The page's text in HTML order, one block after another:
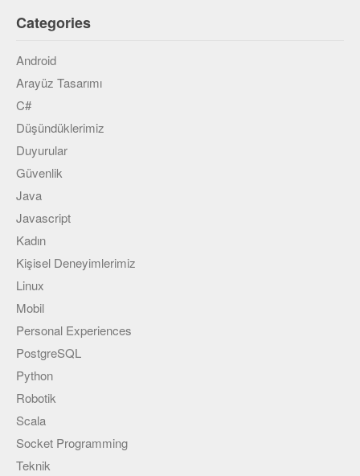
Categories
Android
Arayüz Tasarımı
C#
Düşündüklerimiz
Duyurular
Güvenlik
Java
Javascript
Kadın
Kişisel Deneyimlerimiz
Linux
Mobil
Personal Experiences
PostgreSQL
Python
Robotik
Scala
Socket Programming
Teknik